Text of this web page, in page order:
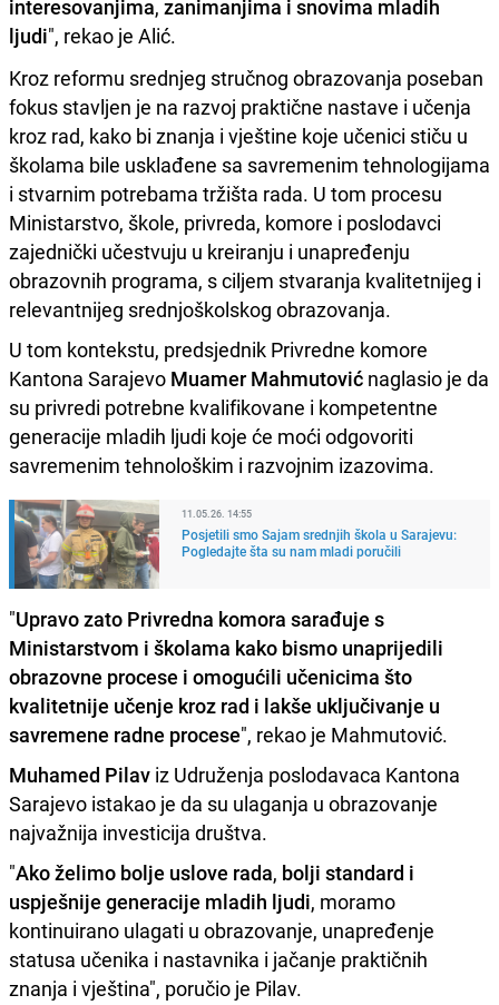
interesovanjima, zanimanjima i snovima mladih
ljudi", rekao je Alić.
Kroz reformu srednjeg stručnog obrazovanja poseban
fokus stavljen je na razvoj praktične nastave i učenja
kroz rad, kako bi znanja i vještine koje učenici stiču u
školama bile usklađene sa savremenim tehnologijama
i stvarnim potrebama tržišta rada. U tom procesu
Ministarstvo, škole, privreda, komore i poslodavci
zajednički učestvuju u kreiranju i unapređenju
obrazovnih programa, s ciljem stvaranja kvalitetnijeg i
relevantnijeg srednjoškolskog obrazovanja.
U tom kontekstu, predsjednik Privredne komore
Kantona Sarajevo Muamer Mahmutović naglasio je da
su privredi potrebne kvalifikovane i kompetentne
generacije mladih ljudi koje će moći odgovoriti
savremenim tehnološkim i razvojnim izazovima.
11.05.26. 14:55
Posjetili smo Sajam srednjih škola u Sarajevu:
Pogledajte šta su nam mladi poručili
"Upravo zato Privredna komora sarađuje s
Ministarstvom i školama kako bismo unaprijedili
obrazovne procese i omogućili učenicima što
kvalitetnije učenje kroz rad i lakše uključivanje u
savremene radne procese", rekao je Mahmutović.
Muhamed Pilav iz Udruženja poslodavaca Kantona
Sarajevo istakao je da su ulaganja u obrazovanje
najvažnija investicija društva.
"Ako želimo bolje uslove rada, bolji standard i
uspješnije generacije mladih ljudi, moramo
kontinuirano ulagati u obrazovanje, unapređenje
statusa učenika i nastavnika i jačanje praktičnih
znanja i vještina", poručio je Pilav.